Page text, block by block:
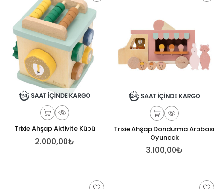
Trixie Ahşap Aktivite Küpü
2.000,00₺
Trixie Ahşap Dondurma Arabası
Oyuncak
3.100,00₺